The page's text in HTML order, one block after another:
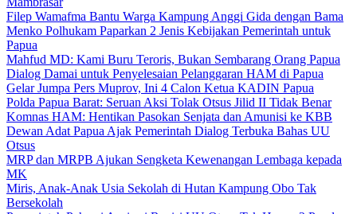
Filep Wamafma Bantu Warga Kampung Anggi Gida dengan Bama
Menko Polhukam Paparkan 2 Jenis Kebijakan Pemerintah untuk
Papua
Mahfud MD: Kami Buru Teroris, Bukan Sembarang Orang Papua
Dialog Damai untuk Penyelesaian Pelanggaran HAM di Papua
Gelar Jumpa Pers Muprov, Ini 4 Calon Ketua KADIN Papua
Polda Papua Barat: Seruan Aksi Tolak Otsus Jilid II Tidak Benar
Komnas HAM: Hentikan Pasokan Senjata dan Amunisi ke KBB
Dewan Adat Papua Ajak Pemerintah Dialog Terbuka Bahas UU
Otsus
MRP dan MRPB Ajukan Sengketa Kewenangan Lembaga kepada
MK
Miris, Anak-Anak Usia Sekolah di Hutan Kampung Obo Tak
Bersekolah